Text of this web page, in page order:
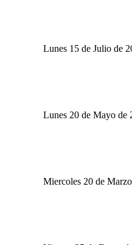
Lunes 15 de Julio de
Lunes 20 de Mayo de
Miercoles 20 de